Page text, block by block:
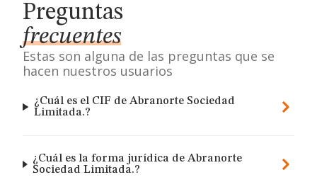
Preguntas
frecuentes
Estas son alguna de las preguntas que se
hacen nuestros usuarios
¿Cuál es el CIF de Abranorte Sociedad
Limitada.?
¿Cuál es la forma jurídica de Abranorte
Sociedad Limitada.?